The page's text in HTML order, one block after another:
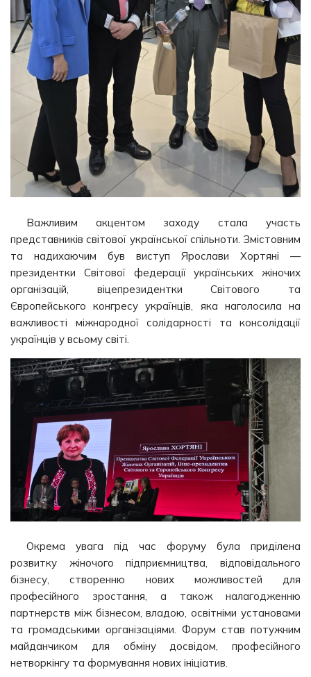
Важливим акцентом заходу стала участь
представників світової української спільноти. Змістовним
та надихаючим був виступ Ярослави Хортяні —
президентки Світової федерації українських жіночих
організацій, віцепрезидентки Світового та
Європейського конгресу українців, яка наголосила на
важливості міжнародної солідарності та консолідації
українців у всьому світі.
Окрема увага під час форуму була приділена
розвитку жіночого підприємництва, відповідального
бізнесу, створенню нових можливостей для
професійного зростання, а також налагодженню
партнерств між бізнесом, владою, освітніми установами
та громадськими організаціями. Форум став потужним
майданчиком для обміну досвідом, професійного
нетворкінгу та формування нових ініціатив.